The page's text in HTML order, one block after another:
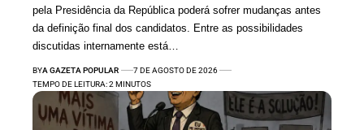
pela Presidência da República poderá sofrer mudanças antes
da definição final dos candidatos. Entre as possibilidades
discutidas internamente está…
BYA GAZETA POPULAR
7 DE AGOSTO DE 2026
TEMPO DE LEITURA: 2 MINUTOS